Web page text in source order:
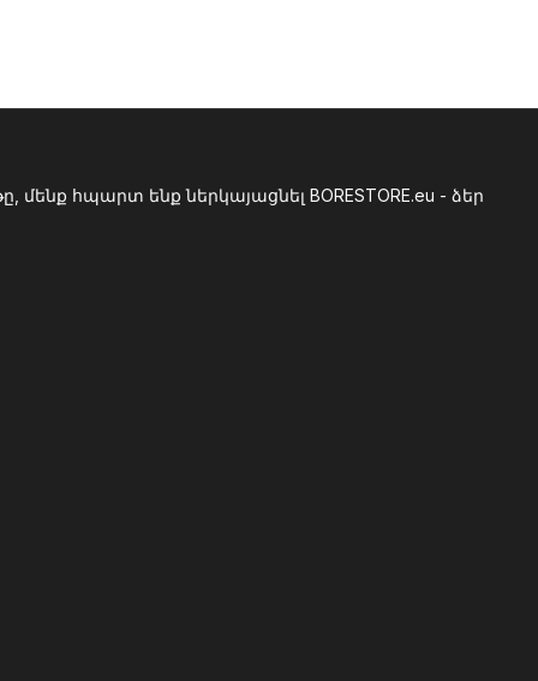
հպարտ ենք ներկայացնել BORESTORE.eu - ձեր